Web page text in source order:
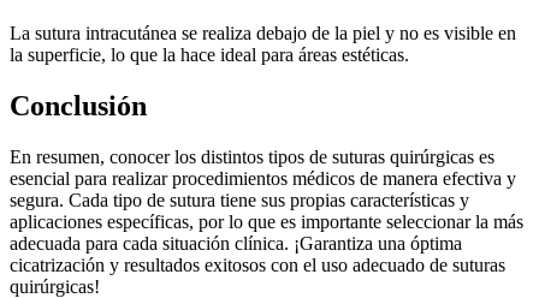
La sutura intracutánea se realiza debajo de la piel y no es visible en
la superficie, lo que la hace ideal para áreas estéticas.
Conclusión
En resumen, conocer los distintos tipos de suturas quirúrgicas es
esencial para realizar procedimientos médicos de manera efectiva y
segura. Cada tipo de sutura tiene sus propias características y
aplicaciones específicas, por lo que es importante seleccionar la más
adecuada para cada situación clínica. ¡Garantiza una óptima
cicatrización y resultados exitosos con el uso adecuado de suturas
quirúrgicas!